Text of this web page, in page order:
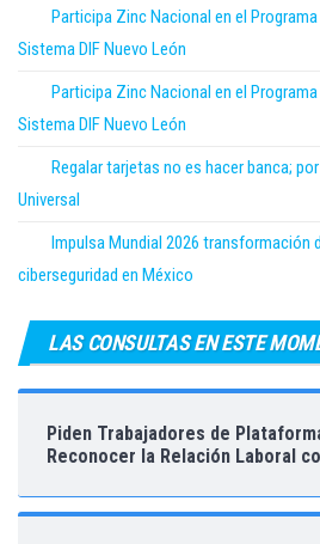
Participa Zinc Nacional en el
Sistema DIF Nuevo León
Participa Zinc Nacional en el
Sistema DIF Nuevo León
Regalar tarjetas no es hacer banca;
Universal
Impulsa Mundial 2026 transformación
ciberseguridad en México
LAS CONSULTAS EN ESTE
Piden Trabajadores de
Reconocer la Relación Laboral